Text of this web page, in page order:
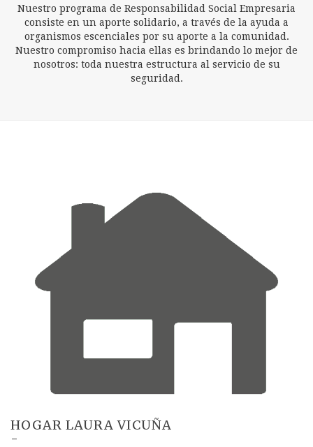
Nuestro programa de Responsabilidad Social Empresaria
consiste en un aporte solidario, a través de la ayuda a
organismos escenciales por su aporte a la comunidad.
Nuestro compromiso hacia ellas es brindando lo mejor de
nosotros: toda nuestra estructura al servicio de su
seguridad.
HOGAR LAURA VICUÑA
-